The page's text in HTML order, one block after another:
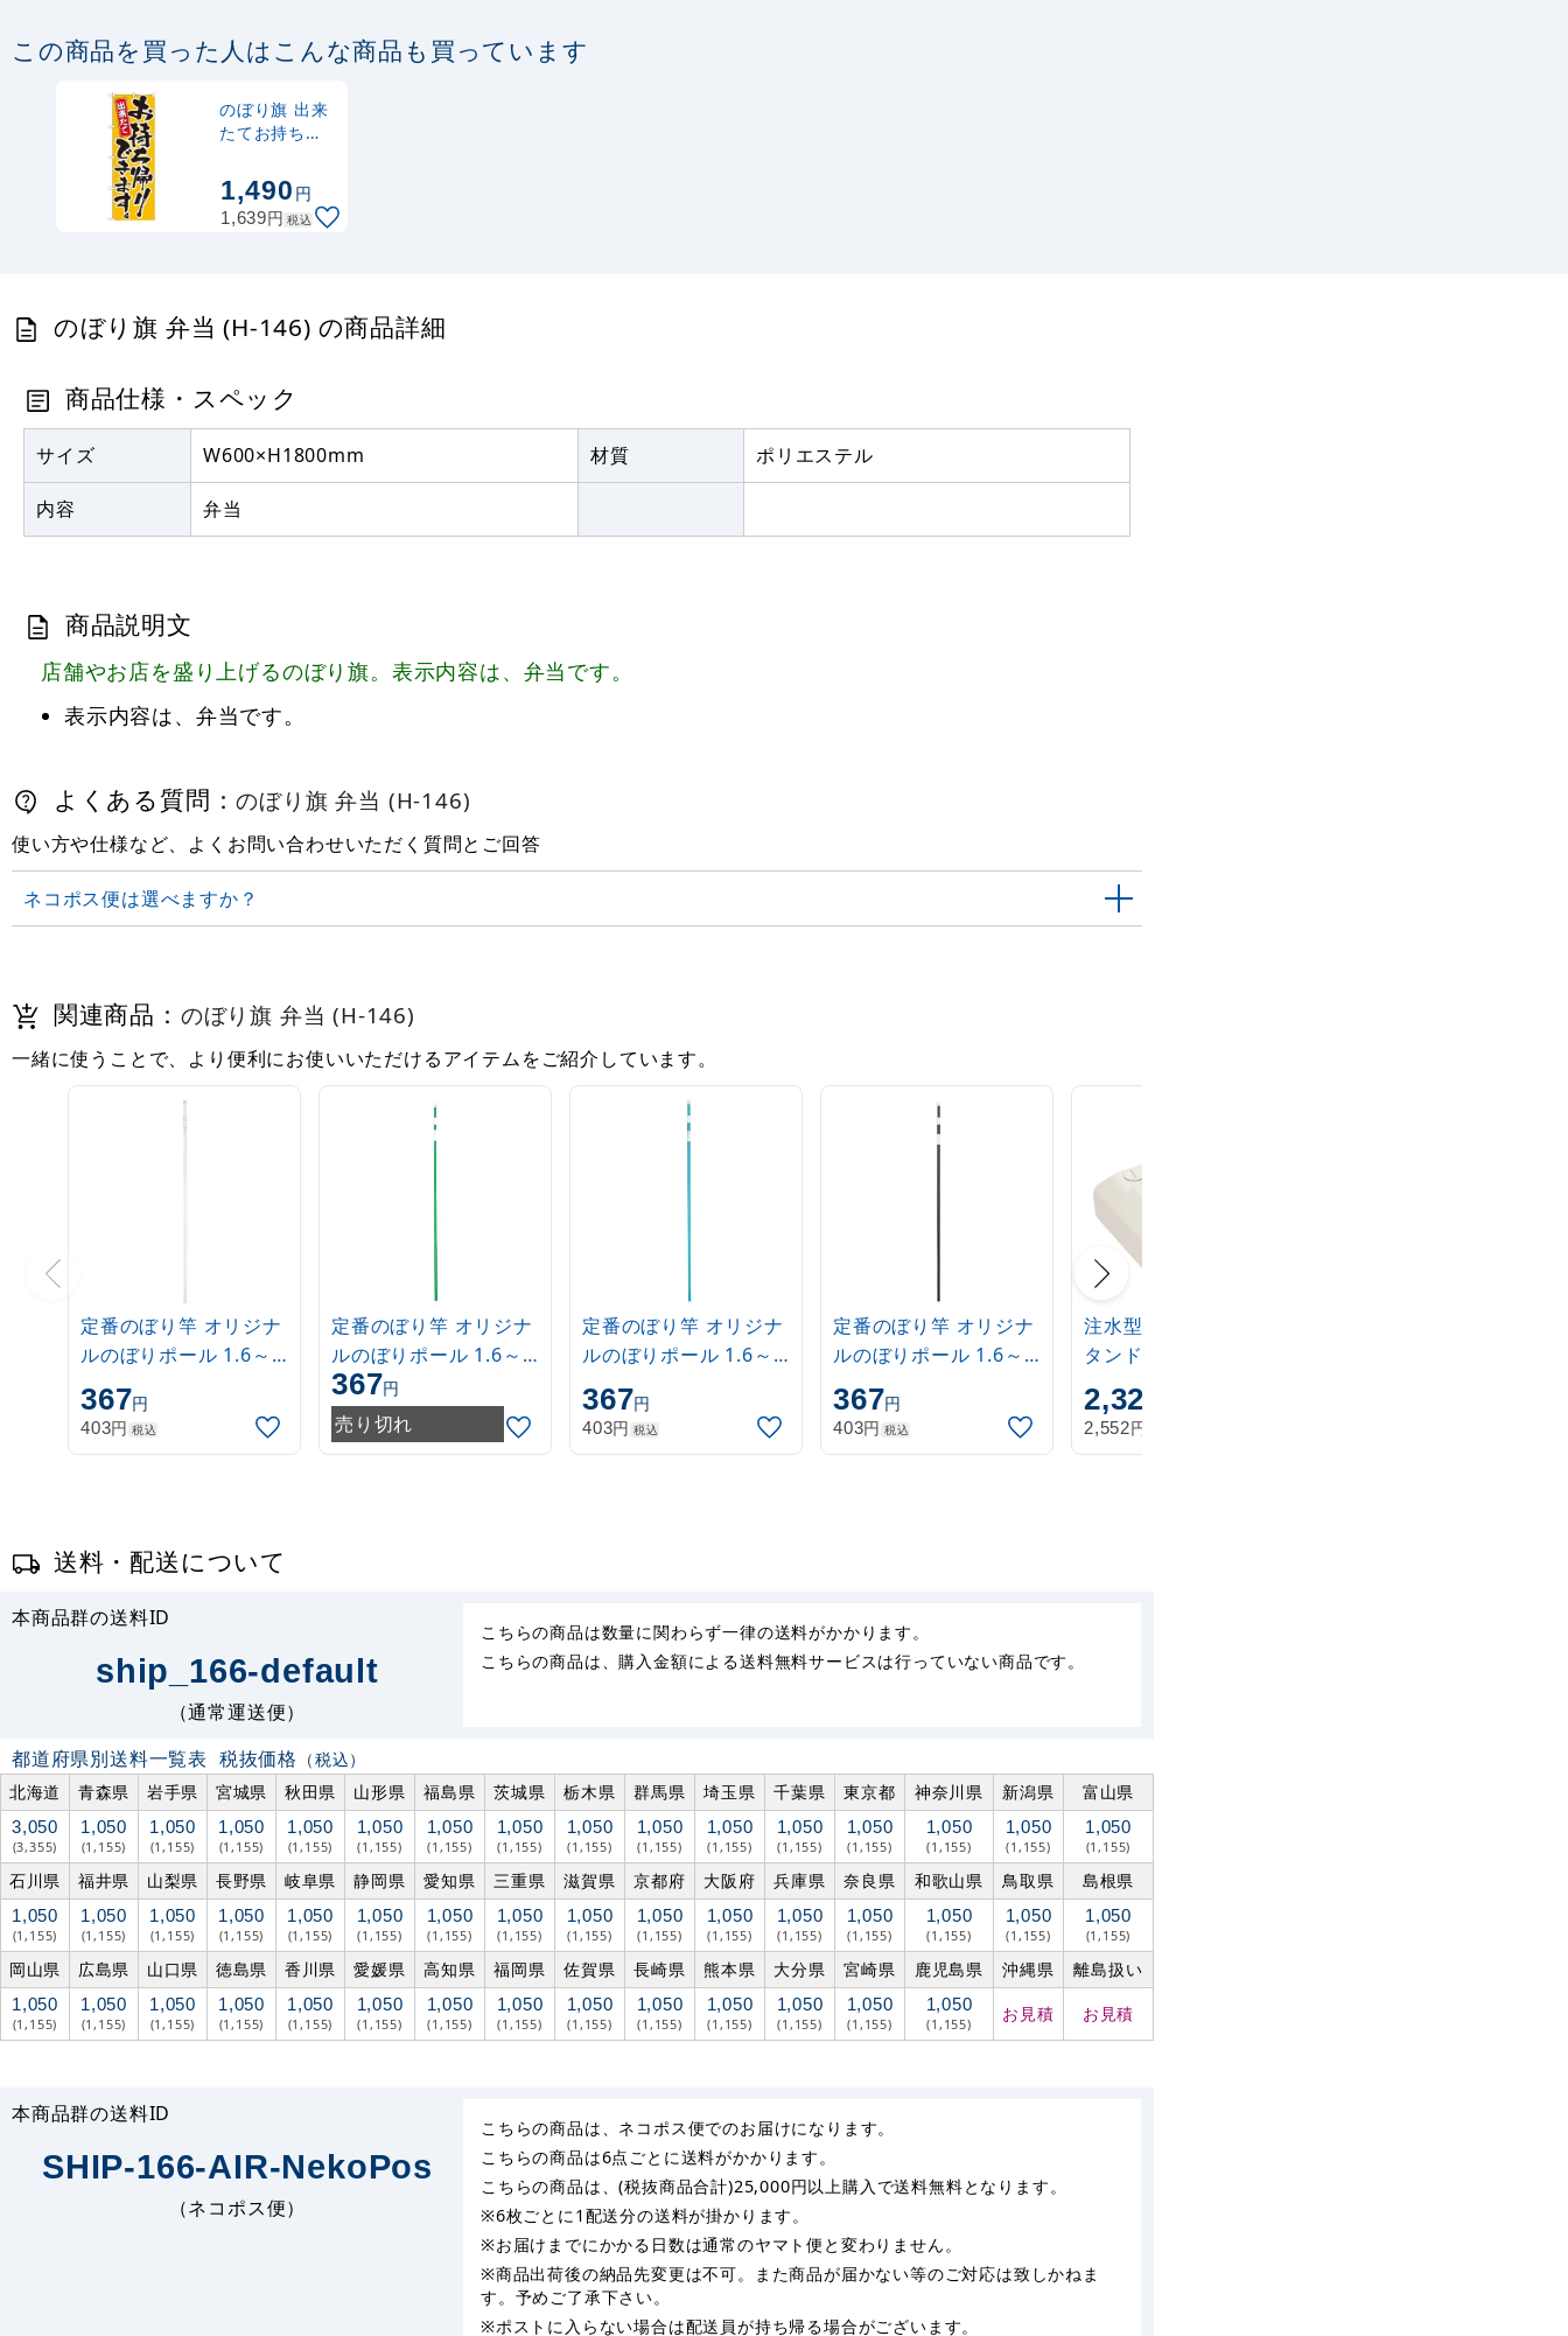
この商品を買った人はこんな商品も買っています
のぼり旗 出来
たてお持ち帰
カラー:黄
(21083)
1,490円
1,639円 税込
のぼり旗 弁当 (H-146) の商品詳細
商品仕様・スペック
サイズ W600×H1800mm 材質 ポリエステル
内容 弁当
商品説明文
店舗やお店を盛り上げるのぼり旗。表示内容は、弁当です。
表示内容は、弁当です。
よくある質問：のぼり旗 弁当 (H-146)
使い方や仕様など、よくお問い合わせいただく質問とご回答
ネコポス便は選べますか？
関連商品： のぼり旗 弁当 (H-146)
一緒に使うことで、より便利にお使いいただけるアイテムをご紹介しています。
定番のぼり竿 オリジナ
ルのぼりポール 1.6～
3m 伸縮式 白
(30537***)
367円
403円 税込
定番のぼり竿 オリジナ
ルのぼりポール 1.6～
3m 伸縮式 緑
(30537GRN)
367円
売り切れ
定番のぼり竿 オリジナ
ルのぼりポール 1.6～
3m 伸縮式 水色
(30537SBL)
367円
403円 税込
定番のぼり竿 オリジナ
ルのぼりポール 1.6～
3m 伸縮式 黒
(30537BLK)
367円
403円 税込
注水型マルチのぼりス
タンド 20L
2,320
2,552円
送料・配送について
本商品群の送料ID
ship_166-default
（通常運送便）
こちらの商品は数量に関わらず一律の送料がかかります。
こちらの商品は、購入金額による送料無料サービスは行っていない商品です。
都道府県別送料一覧表 税抜価格 （税込）
北海道
青森県 岩手県 宮城県 秋田県 山形県 福島県 茨城県 栃木県 群馬県 埼玉県 千葉県 東京都 神奈川県 新潟県 富山県
3,050
(3,355)
1,050
(1,155)
1,050
(1,155)
1,050
(1,155)
1,050
(1,155)
1,050
(1,155)
1,050
(1,155)
1,050
(1,155)
1,050
(1,155)
1,050
(1,155)
1,050
(1,155)
1,050
(1,155)
1,050
(1,155)
1,050
(1,155)
1,050
(1,155)
1,050
(1,155)
石川県 福井県 山梨県 長野県 岐阜県 静岡県 愛知県 三重県 滋賀県 京都府 大阪府 兵庫県 奈良県 和歌山県 鳥取県 島根県
1,050
(1,155)
1,050
(1,155)
1,050
(1,155)
1,050
(1,155)
1,050
(1,155)
1,050
(1,155)
1,050
(1,155)
1,050
(1,155)
1,050
(1,155)
1,050
(1,155)
1,050
(1,155)
1,050
(1,155)
1,050
(1,155)
1,050
(1,155)
1,050
(1,155)
1,050
(1,155)
岡山県 広島県 山口県 徳島県 香川県 愛媛県 高知県 福岡県 佐賀県 長崎県 熊本県 大分県 宮崎県 鹿児島県 沖縄県 離島扱い
1,050
(1,155)
1,050
(1,155)
1,050
(1,155)
1,050
(1,155)
1,050
(1,155)
1,050
(1,155)
1,050
(1,155)
1,050
(1,155)
1,050
(1,155)
1,050
(1,155)
1,050
(1,155)
1,050
(1,155)
1,050
(1,155)
1,050
(1,155) お見積 お見積
本商品群の送料ID
SHIP-166-AIR-NekoPos
（ネコポス便）
こちらの商品は、ネコポス便でのお届けになります。
こちらの商品は6点ごとに送料がかかります。
こちらの商品は、(税抜商品合計)25,000円以上購入で送料無料となります。
※6枚ごとに1配送分の送料が掛かります。
※お届けまでにかかる日数は通常のヤマト便と変わりません。
※商品出荷後の納品先変更は不可。また商品が届かない等のご対応は致しかねま
す。予めご了承下さい。
※ポストに入らない場合は配送員が持ち帰る場合がございます。